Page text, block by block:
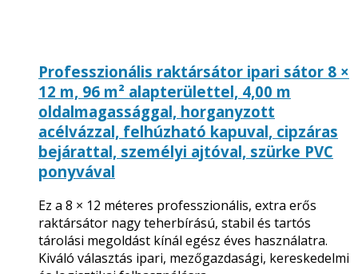
Professzionális raktársátor ipari sátor 8 ×
12 m, 96 m² alapterülettel, 4,00 m
oldalmagassággal, horganyzott
acélvázzal, felhúzható kapuval, cipzáras
bejárattal, személyi ajtóval, szürke PVC
ponyvával
Ez a 8 × 12 méteres professzionális, extra erős
raktársátor nagy teherbírású, stabil és tartós
tárolási megoldást kínál egész éves használatra.
Kiváló választás ipari, mezőgazdasági, kereskedelmi